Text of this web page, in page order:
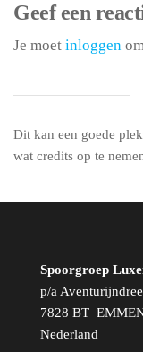
Geef een
Je moet inloggen
Dit kan een goede
wat credits op te
Spoorgroep
p/a
7828 BT
Nederland